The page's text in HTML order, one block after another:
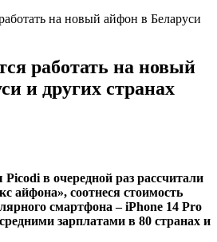
на новый айфон в Беларуси
работать на новый
и других странах
в очередной раз рассчитали
айфона», соотнеся стоимость
смартфона – iPhone 14 Pro
зарплатами в 80 странах и